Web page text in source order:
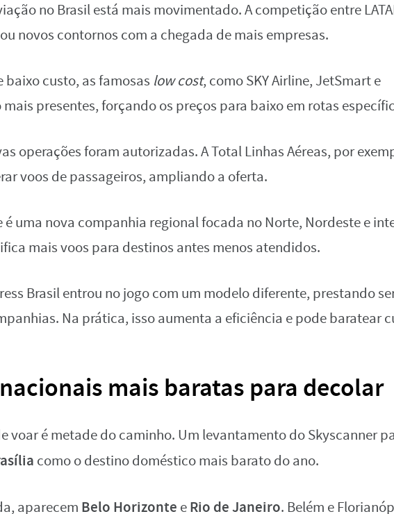
no Brasil está mais movimentado. A competição entre
novos contornos com a chegada de mais empresas.
baixo custo, as famosas low cost, como SKY Airline, JetSmart e
presentes, forçando os preços para baixo em rotas
operações foram autorizadas. A Total Linhas Aéreas, por
voos de passageiros, ampliando a oferta.
é uma nova companhia regional focada no Norte, Nordeste e
mais voos para destinos antes menos atendidos.
Brasil entrou no jogo com um modelo diferente, prestando
Na prática, isso aumenta a eficiência e pode baratear
mais baratas para decolar
voar é metade do caminho. Um levantamento do Skyscanner
como o destino doméstico mais barato do ano.
aparecem Belo Horizonte eRio de Janeiro. Belém e